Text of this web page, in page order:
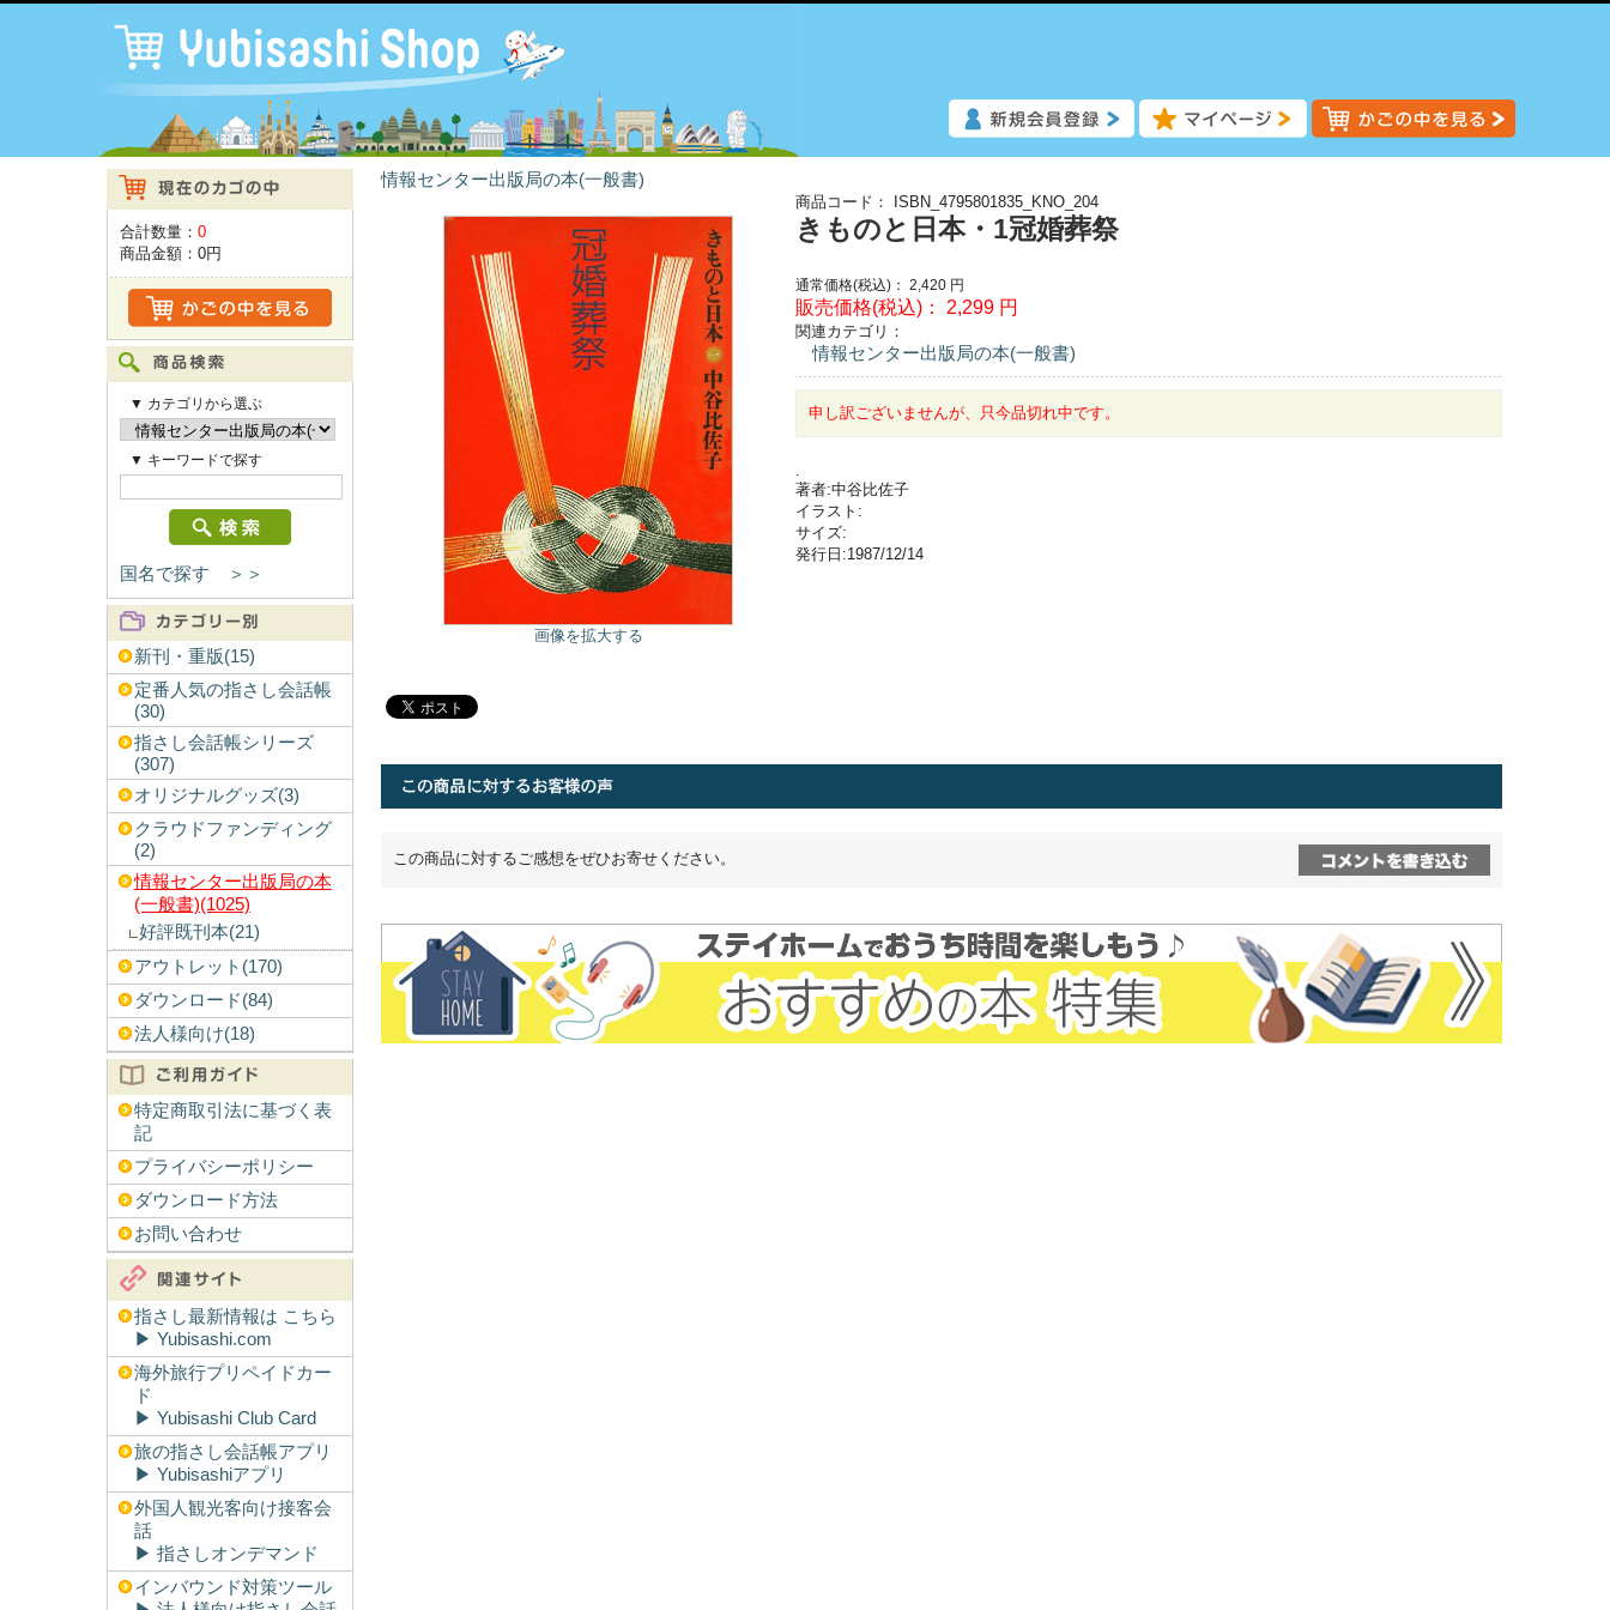
合計数量： 0
商品金額： 0円
▼ カテゴリから選ぶ
▼ キーワードで探す
国名で探す ＞＞
新刊・重版(15)
定番人気の指さし会話帳
(30)
指さし会話帳シリーズ
(307)
オリジナルグッズ(3)
クラウドファンディング
(2)
情報センター出版局の本
(一般書)(1025)
好評既刊本(21)
アウトレット(170)
ダウンロード(84)
法人様向け(18)
特定商取引法に基づく表
記
プライバシーポリシー
ダウンロード方法
お問い合わせ
指さし最新情報は こちら
▶︎ Yubisashi.com
海外旅行プリペイドカー
ド
▶︎ Yubisashi Club Card
旅の指さし会話帳アプリ
▶︎ Yubisashiアプリ
外国人観光客向け接客会
話
▶︎ 指さしオンデマンド
インバウンド対策ツール
情報センター出版局の本(一般書)
画像を拡大する
商品コード： ISBN_4795801835_KNO_204
きものと日本・1冠婚葬祭
通常価格(税込)： 2,420 円
販売価格(税込)： 2,299 円
関連カテゴリ：
情報センター出版局の本(一般書)
申し訳ございませんが、只今品切れ中です。
.
著者:中谷比佐子
イラスト:
サイズ:
発行日:1987/12/14
この商品に対するご感想をぜひお寄せください。